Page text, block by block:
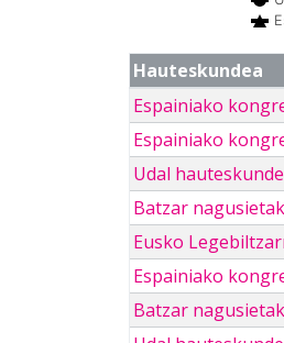
Hauteskundea
Espainiako
Espainiako
Udal
Batzar
Eusko
Espainiako
Batzar